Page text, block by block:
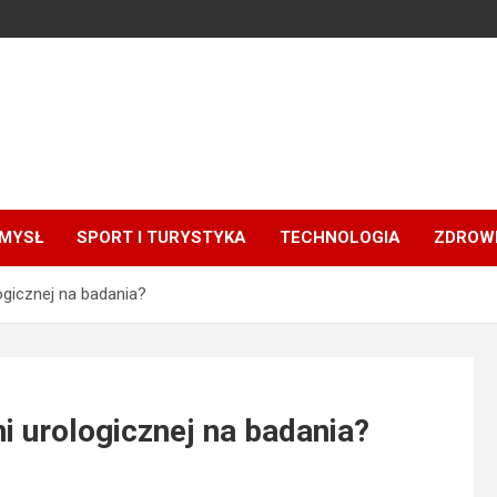
SPORT I TURYSTYKA TECHNOLOGIA
na badania?
urologicznej na badania?